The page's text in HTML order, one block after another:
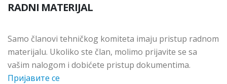
RADNI MATERIJAL
Samo članovi tehničkog komiteta imaju pristup radnom
materijalu. Ukoliko ste član, molimo prijavite se sa
vašim nalogom i dobićete pristup dokumentima.
Пријавите се